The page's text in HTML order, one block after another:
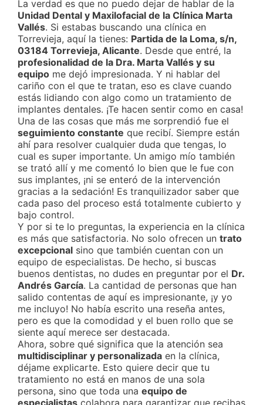
La verdad es que no puedo dejar de hablar de la
Unidad Dental y Maxilofacial de la Clínica Marta
Vallés. Si estabas buscando una clínica en
Torrevieja, aquí la tienes: Partida de la Loma, s/n,
03184 Torrevieja, Alicante. Desde que entré, la
profesionalidad de la Dra. Marta Vallés y su
equipo me dejó impresionada. Y ni hablar del
cariño con el que te tratan, eso es clave cuando
estás lidiando con algo como un tratamiento de
implantes dentales. ¡Te hacen sentir como en casa!
Una de las cosas que más me sorprendió fue el
seguimiento constante que recibí. Siempre están
ahí para resolver cualquier duda que tengas, lo
cual es super importante. Un amigo mío también
se trató allí y me comentó lo bien que le fue con
sus implantes, ¡ni se enteró de la intervención
gracias a la sedación! Es tranquilizador saber que
cada paso del proceso está totalmente cubierto y
bajo control.
Y por si te lo preguntas, la experiencia en la clínica
es más que satisfactoria. No solo ofrecen un trato
excepcional sino que también cuentan con un
equipo de especialistas. De hecho, si buscas
buenos dentistas, no dudes en preguntar por el Dr.
Andrés García. La cantidad de personas que han
salido contentas de aquí es impresionante, ¡y yo
me incluyo! No había escrito una reseña antes,
pero es que la comodidad y el buen rollo que se
siente aquí merece ser destacada.
Ahora, sobre qué significa que la atención sea
multidisciplinar y personalizada en la clínica,
déjame explicarte. Esto quiere decir que tu
tratamiento no está en manos de una sola
persona, sino que toda una equipo de
especialistas colabora para garantizar que recibas